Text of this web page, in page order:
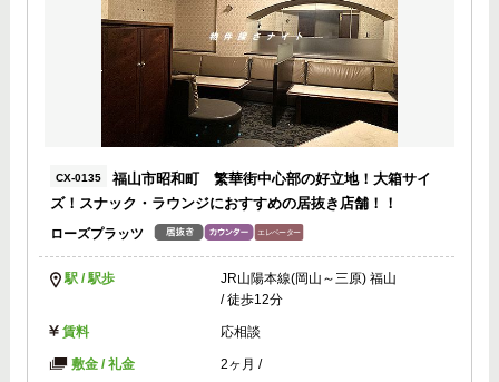
CX-0135
福山市昭和町 繁華街中心部の好立地！大箱サイ
ズ！スナック・ラウンジにおすすめの居抜き店舗！！
ローズプラッツ
駅 / 駅歩
JR山陽本線(岡山～三原) 福山
/ 徒歩12分
賃料 応相談
敷金 / 礼金 2ヶ月 /